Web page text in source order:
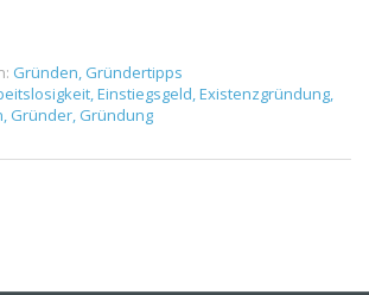
Gründen, Gründertipps
,Einstiegsgeld,Existenzgründung,
, Gründer, Gründung